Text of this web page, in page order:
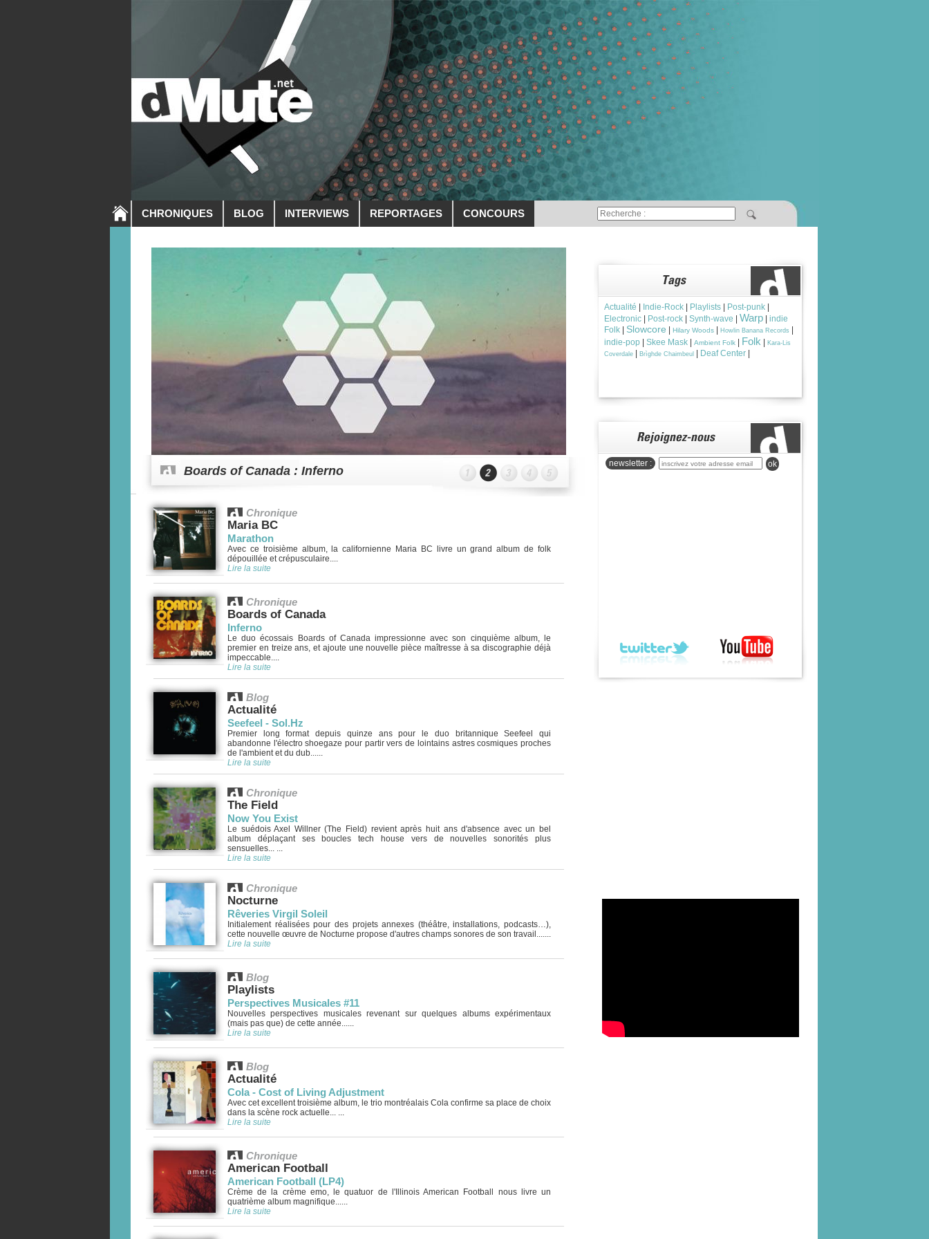
CHRONIQUES BLOG INTERVIEWS REPORTAGES CONCOURS
Boards of Canada : Inferno
Chronique
Maria BC
Marathon
Avec ce troisième album, la californienne Maria BC livre un grand album de folk
dépouillée et crépusculaire....
Lire la suite
Chronique
Boards of Canada
Inferno
Le duo écossais Boards of Canada impressionne avec son cinquième album, le
premier en treize ans, et ajoute une nouvelle pièce maîtresse à sa discographie déjà
impeccable....
Lire la suite
Blog
Actualité
Seefeel - Sol.Hz
Premier long format depuis quinze ans pour le duo britannique Seefeel qui
abandonne l'électro shoegaze pour partir vers de lointains astres cosmiques proches
de l'ambient et du dub......
Lire la suite
Chronique
The Field
Now You Exist
Le suédois Axel Willner (The Field) revient après huit ans d'absence avec un bel
album déplaçant ses boucles tech house vers de nouvelles sonorités plus
sensuelles... ...
Lire la suite
Chronique
Nocturne
Rêveries Virgil Soleil
Initialement réalisées pour des projets annexes (théâtre, installations, podcasts…),
cette nouvelle œuvre de Nocturne propose d'autres champs sonores de son travail.......
Lire la suite
Blog
Playlists
Perspectives Musicales #11
Nouvelles perspectives musicales revenant sur quelques albums expérimentaux
(mais pas que) de cette année......
Lire la suite
Blog
Actualité
Cola - Cost of Living Adjustment
Avec cet excellent troisième album, le trio montréalais Cola confirme sa place de choix
dans la scène rock actuelle... ...
Lire la suite
Chronique
American Football
American Football (LP4)
Crème de la crème emo, le quatuor de l'Illinois American Football nous livre un
quatrième album magnifique......
Lire la suite
Actualité Indie-Rock Playlists Post-punk
Electronic
Post-rock Synth-wave Warp
indie
Folk
Slowcore Hilary Woods Howlin Banana Records
indie-pop
Skee Mask Ambient Folk Folk
Kara-Lis
Coverdale
Brìghde Chaimbeul Deaf Center
newsletter : ok